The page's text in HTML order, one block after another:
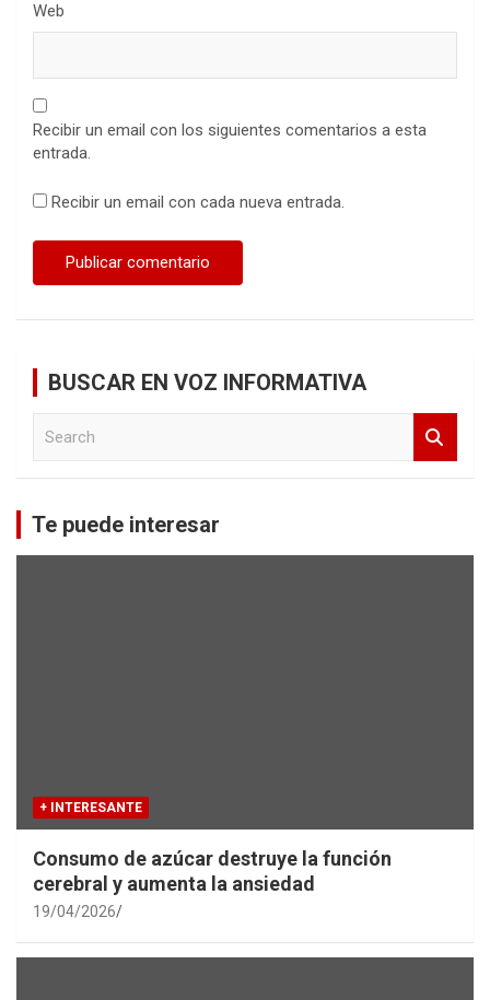
Web
Recibir un email con los siguientes comentarios a esta
entrada.
Recibir un email con cada nueva entrada.
BUSCAR EN VOZ INFORMATIVA
c
h
Te puede interesar
+ INTERESANTE
Consumo de azúcar destruye la función
cerebral y aumenta la ansiedad
19/04/2026